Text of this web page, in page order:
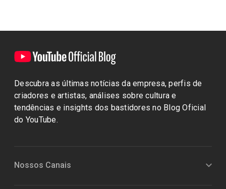
Descubra as últimas notícias da empresa, perfis de
criadores e artistas, análises sobre cultura e
tendências e insights dos bastidores no Blog Oficial
do YouTube.
Nossos Canais